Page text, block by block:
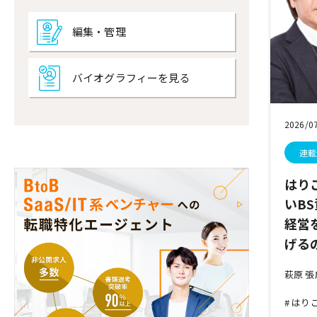
編集・管理
バイオグラフィーを見る
2026/
連
はり
い
経営
げる
萩原
はり